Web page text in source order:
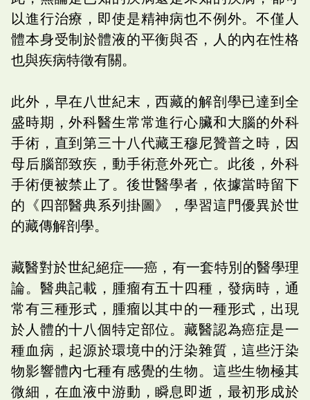
以進行治療，即使是精神病也不例外。不僅人
體本身受制於體液的平衡與否，人的內在性格
也與疾病特徵有關。
此外，早在八世紀末，西藏的解剖學已達到全
盛時期，外科醫生常常進行心臟和大腦的外科
手術，直到第三十八代藏王穆尼贊普之時，因
母后腦部致疾，動手術意外死亡。此後，外科
手術便被禁止了。後世醫學者，依據當時留下
的《四部醫典系列掛圖》，學習這門優異於世
的藏傳解剖學。
藏醫對於世紀絕症──癌，有一套特別的醫學理
論。醫典記載，腫瘤有五十四種，發病時，通
常有三種形式，腫瘤以其中的一種形式，出現
於人體的十八個特定部位。藏醫認為癌症是一
種血病，起源於環境中的汙染雜質，這些汙染
物影響體內七種有感覺的生物。這些生物極其
微細，在血液中游動，瞬息即逝，最初形成於